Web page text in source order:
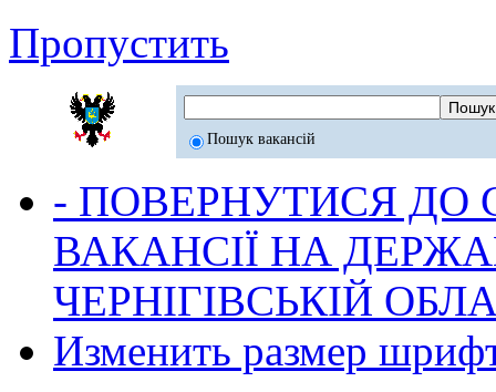
Пропустить
Пошук вакансій
- ПОВЕРНУТИСЯ ДО
ВАКАНСІЇ НА
ЧЕРНІГІВСЬКІЙ
Изменить размер